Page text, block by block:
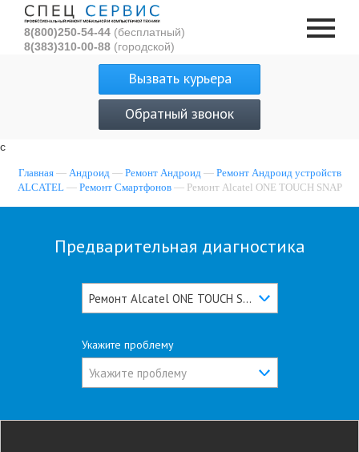
с
8(800)250-54-44 (бесплатный)
8(383)310-00-88 (городской)
Вызвать курьера
Обратный звонок
Главная— Андроид — Ремонт Андроид — Ремонт Андроид устройств
ALCATEL— Ремонт Смартфонов— Ремонт Alcatel ONE TOUCH SNAP
Предварительная диагностика
Ремонт Alcatel ONE TOUCH SNAP
Укажите проблему
Укажите проблему